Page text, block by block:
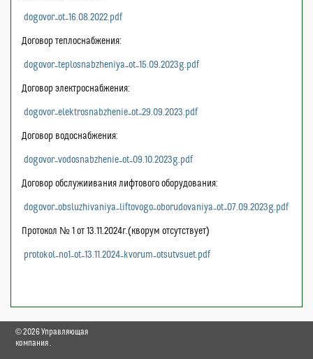
dogovor_ot_16.08.2022.pdf
Договор теплоснабжения:
dogovor_teplosnabzheniya_ot_15.09.2023g.pdf
Договор электроснабжения:
dogovor_elektrosnabzhenie_ot_29.09.2023.pdf
Договор водоснабжения:
dogovor_vodosnabzhenie_ot_09.10.2023g.pdf
Договор обслужиивания лифтового оборудования:
dogovor_obsluzhivaniya_liftovogo_oborudovaniya_ot_07.09.2023g.pdf
Протокол № 1 от 13.11.2024г.(кворум отсутствует)
protokol_no1_ot_13.11.2024_kvorum_otsutvsuet.pdf
©2026Управляющая
компания.